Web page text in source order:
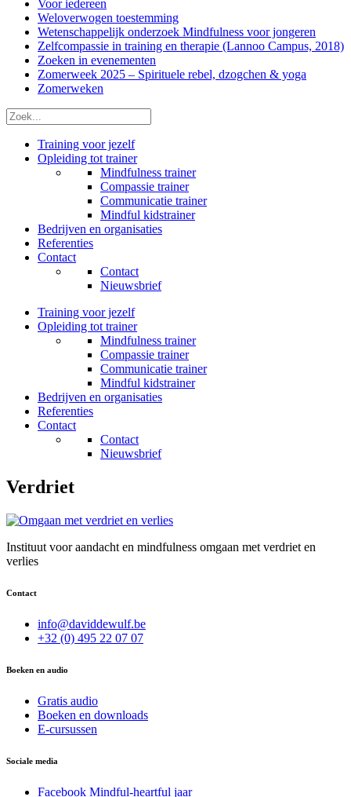
Voor iedereen
Weloverwogen toestemming
Wetenschappelijk onderzoek Mindfulness voor jongeren
Zelfcompassie in training en therapie (Lannoo Campus, 2018)
Zoeken in evenementen
Zomerweek 2025 – Spirituele rebel, dzogchen & yoga
Zomerweken
Zoek
Training voor jezelf
Opleiding tot trainer
Mindfulness trainer
Compassie trainer
Communicatie trainer
Mindful kidstrainer
Bedrijven en organisaties
Referenties
Contact
Contact
Nieuwsbrief
Training voor jezelf
Opleiding tot trainer
Mindfulness trainer
Compassie trainer
Communicatie trainer
Mindful kidstrainer
Bedrijven en organisaties
Referenties
Contact
Contact
Nieuwsbrief
Verdriet
Instituut voor aandacht en mindfulness omgaan met verdriet en
verlies
Contact
info@daviddewulf.be
+32 (0) 495 22 07 07
Boeken en audio
Gratis audio
Boeken en downloads
E-cursussen
Sociale media
Facebook Mindful-heartful jaar